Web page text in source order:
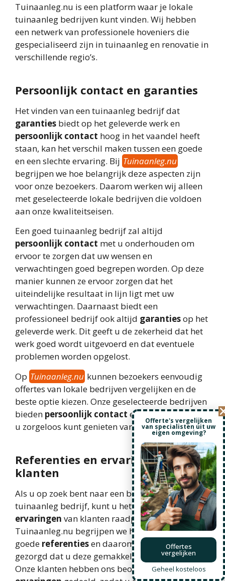
Tuinaanleg.nu is een platform waar je lokale
tuinaanleg bedrijven kunt vinden. Wij hebben
een netwerk van professionele hoveniers die
gespecialiseerd zijn in tuinaanleg en renovatie in
verschillende regio’s.
Persoonlijk contact en garanties
Het vinden van een tuinaanleg bedrijf dat
garanties biedt op het geleverde werk en
persoonlijk contact hoog in het vaandel heeft
staan, kan het verschil maken tussen een goede
en een slechte ervaring. Bij Tuinaanleg.nu
begrijpen we hoe belangrijk deze aspecten zijn
voor onze bezoekers. Daarom werken wij alleen
met geselecteerde lokale bedrijven die voldoen
aan onze kwaliteitseisen.
Een goed tuinaanleg bedrijf zal altijd
persoonlijk contact met u onderhouden om
ervoor te zorgen dat uw wensen en
verwachtingen goed begrepen worden. Op deze
manier kunnen ze ervoor zorgen dat het
uiteindelijke resultaat in lijn ligt met uw
verwachtingen. Daarnaast biedt een
professioneel bedrijf ook altijd garantiesop het
geleverde werk. Dit geeft u de zekerheid dat het
werk goed wordt uitgevoerd en dat eventuele
problemen worden opgelost.
Op Tuinaanleg.nu kunnen bezoekers eenvoudig
offertes van lokale bedrijven vergelijken en de
beste optie kiezen. Onze geselecteerde bedrijven
bieden persoonlijk contact engaranties, zodat
u zorgeloos kunt genieten van uw nieuwe tuin.
Referenties en ervaringen van
klanten
Als u op zoek bent naar een betrouwbaar
tuinaanleg bedrijf, kunt u het beste de
ervaringen van klanten raadplegen. Bij
Tuinaanleg.nu begrijpen we het belang van
goede referentiesen daarom hebben we ervoor
gezorgd dat u deze gemakkelijk kunt bekijken.
Onze klanten hebben ons beoordeeld en hun
Offerte's vergelijken
van specialisten uit uw
eigen omgeving?
Offertes
vergelijken
Geheel kosteloos